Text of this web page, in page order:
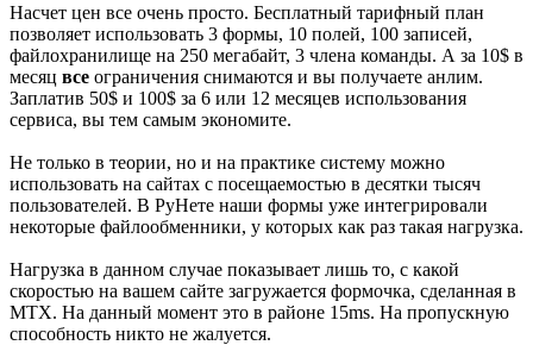
Насчет цен все очень просто. Бесплатный тарифный план
позволяет использовать 3 формы, 10 полей, 100 записей,
файлохранилище на 250 мегабайт, 3 члена команды. А за 10$ в
месяц все ограничения снимаются и вы получаете анлим.
Заплатив 50$ и 100$ за 6 или 12 месяцев использования
сервиса, вы тем самым экономите.
Не только в теории, но и на практике систему можно
использовать на сайтах с посещаемостью в десятки тысяч
пользователей. В РуНете наши формы уже интегрировали
некоторые файлообменники, у которых как раз такая нагрузка.
Нагрузка в данном случае показывает лишь то, с какой
скоростью на вашем сайте загружается формочка, сделанная в
МТХ. На данный момент это в районе 15ms. На пропускную
способность никто не жалуется.